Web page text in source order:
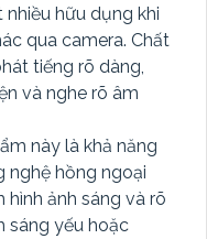
hữu dụng khi
qua camera. Chất
tiếng rõ dàng,
và nghe rõ âm
này là khả năng
nghệ hồng ngoại
ảnh sáng và rõ
sáng yếu hoặc